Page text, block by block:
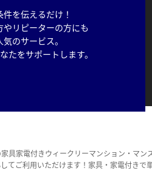
件を伝えるだけ！
やリピーターの方にも
気のサービス。
たをサポートします。
具家電付きウィークリーマンション・マ
てご利用いただけます！家具・家電付きで